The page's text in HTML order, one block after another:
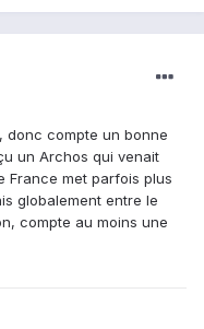
donc compte un bonne
un Archos qui venait
France met parfois plus
globalement entre le
compte au moins une